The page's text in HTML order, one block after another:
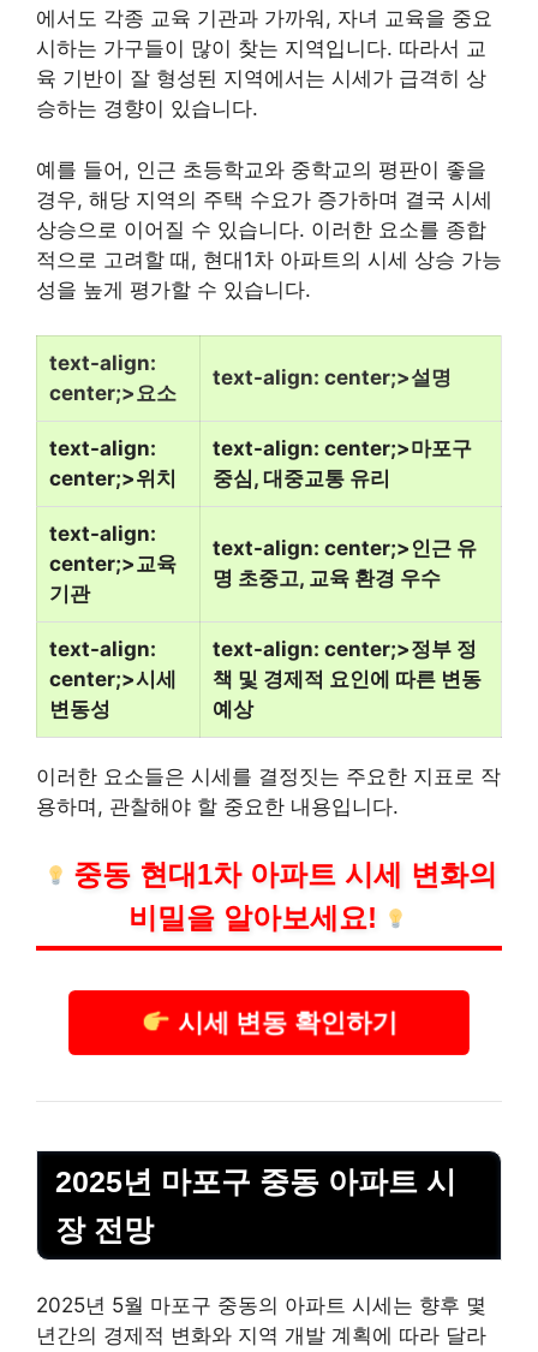
에서도 각종 교육 기관과 가까워, 자녀 교육을 중요
시하는 가구들이 많이 찾는 지역입니다. 따라서 교
육 기반이 잘 형성된 지역에서는 시세가 급격히 상
승하는 경향이 있습니다.
예를 들어, 인근 초등학교와 중학교의 평판이 좋을
경우, 해당 지역의 주택 수요가 증가하며 결국 시세
상승으로 이어질 수 있습니다. 이러한 요소를 종합
적으로 고려할 때, 현대1차 아파트의 시세 상승 가능
성을 높게 평가할 수 있습니다.
text-align:
center;>요소
text-align: center;>설명
text-align:
center;>위치
text-align: center;>마포구
중심, 대중교통 유리
text-align:
center;>교육
기관
text-align: center;>인근 유
명 초중고, 교육 환경 우수
text-align:
center;>시세
변동성
text-align: center;>정부 정
책 및 경제적 요인에 따른 변동
예상
이러한 요소들은 시세를 결정짓는 주요한 지표로 작
용하며, 관찰해야 할 중요한 내용입니다.
중동 현대1차 아파트 시세 변화의
비밀을 알아보세요!
시세 변동 확인하기
2025년 마포구 중동 아파트 시
장 전망
2025년 5월 마포구 중동의 아파트 시세는 향후 몇
년간의 경제적 변화와 지역 개발 계획에 따라 달라